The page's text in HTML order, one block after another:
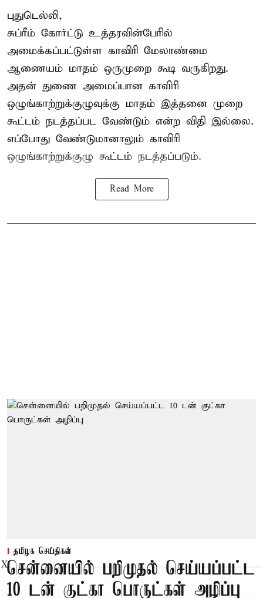
புதுடெல்லி,
சுப்ரீம் கோர்ட்டு உத்தரவின்பேரில்
அமைக்கப்பட்டுள்ள காவிரி மேலாண்மை
ஆணையம் மாதம் ஒருமுறை கூடி வருகிறது.
அதன் துணை அமைப்பான காவிரி
ஒழுங்காற்றுக்குழுவுக்கு மாதம் இத்தனை முறை
கூட்டம் நடத்தப்பட வேண்டும் என்ற விதி இல்லை.
எப்போது வேண்டுமானாலும் காவிரி
ஒழுங்காற்றுக்குழு கூட்டம் நடத்தப்படும்.
Read More
தமிழக செய்திகள்
சென்னையில் பறிமுதல் செய்யப்பட்ட
10 டன் குட்கா பொருட்கள் அழிப்பு
X